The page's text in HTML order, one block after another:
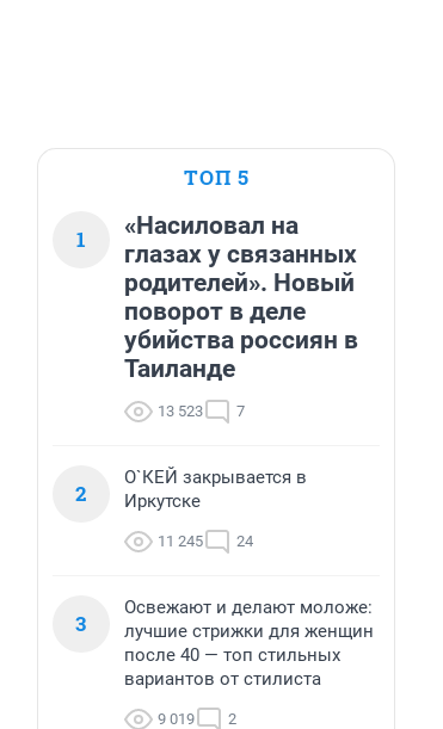
ТОП 5
1
«Насиловал на
глазах у связанных
родителей». Новый
поворот в деле
убийства россиян в
Таиланде
13 523 7
2
О`КЕЙ закрывается в
Иркутске
11 245 24
3
Освежают и делают моложе:
лучшие стрижки для женщин
после 40 — топ стильных
вариантов от стилиста
9 019 2